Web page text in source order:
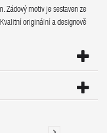
Zádový motiv je sestaven ze
originální a designově